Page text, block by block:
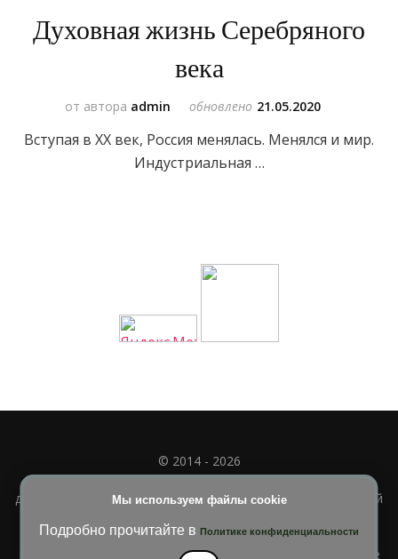
Духовная жизнь Серебряного
века
от автора admin обновлено 21.05.2020
Вступая в XX век, Россия менялась. Менялся и мир.
Индустриальная …
Мы используем файлы cookie
Подробно прочитайте в Политике конфиденциальности
© 2014 - 2026
Полное или частичное использование материала
допускается только при наличии активной и индексируемой
Blossom Diva | РазработанаТемы Blossom . На платформе